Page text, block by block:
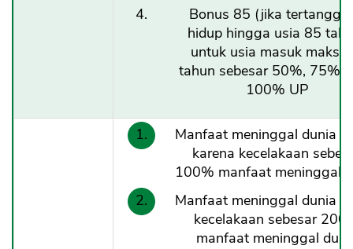
Bonus 85 (jika
hidup hingga usia 85
untuk usia masuk maks.
tahun sebesar 50%, 75%,
100% UP
Manfaat meninggal dunia
karena kecelakaan
100% manfaat meninggal
Manfaat meninggal dunia
kecelakaan sebesar
manfaat meninggal